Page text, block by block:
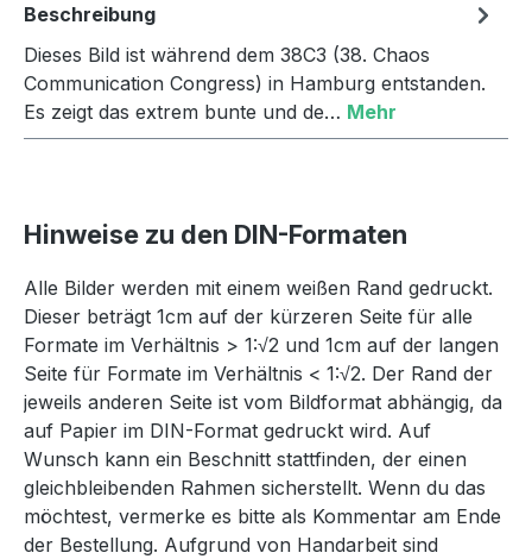
Beschreibung
Dieses Bild ist während dem 38C3 (38. Chaos
Communication Congress) in Hamburg entstanden.
Es zeigt das extrem bunte und de… Mehr
Hinweise zu den DIN-Formaten
Alle Bilder werden mit einem weißen Rand gedruckt.
Dieser beträgt 1cm auf der kürzeren Seite für alle
Formate im Verhältnis > 1:√2 und 1cm auf der langen
Seite für Formate im Verhältnis < 1:√2. Der Rand der
jeweils anderen Seite ist vom Bildformat abhängig, da
auf Papier im DIN-Format gedruckt wird. Auf
Wunsch kann ein Beschnitt stattfinden, der einen
gleichbleibenden Rahmen sicherstellt. Wenn du das
möchtest, vermerke es bitte als Kommentar am Ende
der Bestellung. Aufgrund von Handarbeit sind